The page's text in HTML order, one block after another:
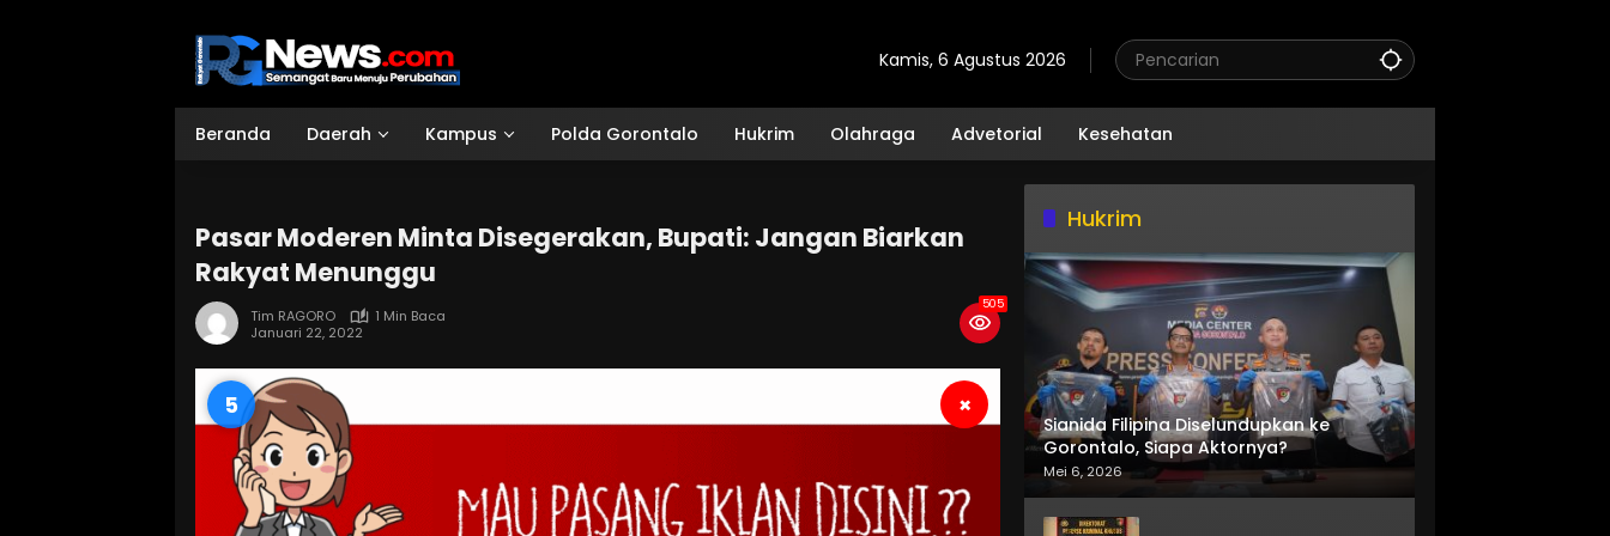
Kamis, 6 Agustus 2026
Beranda Daerah Kampus Polda Gorontalo Hukrim Olahraga Advetorial Kesehatan
Pasar Moderen Minta Disegerakan, Bupati: Jangan Biarkan
Rakyat Menunggu
Tim RAGORO
1 Min Baca
Januari 22, 2022
505
4 ×
Hukrim
Sianida Filipina Diselundupkan ke
Gorontalo, Siapa Aktornya?
Mei 6, 2026